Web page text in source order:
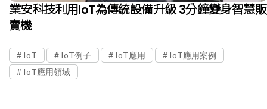
業安科技利用IoT為傳統設備升級 3分鐘變身智慧販
賣機
IoT IoT例子 IoT應用
IoT應用案例
IoT應用領域